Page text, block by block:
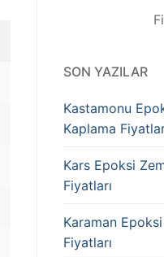
Fiyatlar
SON YAZILAR
Kastamonu
Kaplama
Kars Epoksi
Fiyatları
Karaman
Fiyatları